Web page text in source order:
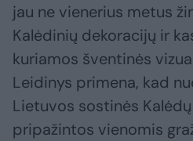
jau ne vienerius metus
Kalėdinių dekoracijų ir
kuriamos šventinės
Leidinys primena, kad
Lietuvos sostinės
pripažintos vienomis